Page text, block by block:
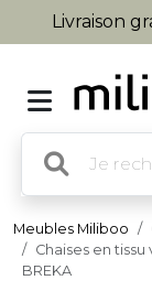
Livraison
Meubles Miliboo
Chaises en
BREKA